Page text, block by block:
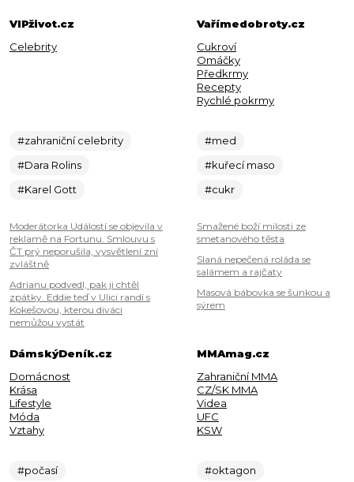
VIPživot.cz
Celebrity
#zahraniční celebrity
#Dara Rolins
#Karel Gott
Moderátorka Událostí se objevila v
reklamě na Fortunu. Smlouvu s
ČT prý neporušila, vysvětlení zní
zvláštně
Adrianu podvedl, pak ji chtěl
zpátky. Eddie teď v Ulici randí s
Kokešovou, kterou diváci
nemůžou vystát
Vařímedobroty.cz
Cukroví
Omáčky
Předkrmy
Recepty
Rychlé pokrmy
#med
#kuřecí maso
#cukr
Smažené boží milosti ze
smetanového těsta
Slaná nepečená roláda se
salámem a rajčaty
Masová bábovka se šunkou a
sýrem
DámskýDeník.cz
Domácnost
Krása
Lifestyle
Móda
Vztahy
#počasí
MMAmag.cz
Zahraniční MMA
CZ/SK MMA
Videa
UFC
KSW
#oktagon